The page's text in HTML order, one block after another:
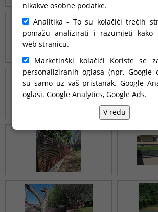
nikakve osobne podatke.
Analitika - To su kolačići trećih
pomažu analizirati i razumjeti kako
web stranicu.
Marketinški kolačići Koriste se
personaliziranih oglasa (npr. Google
su samo uz vaš pristanak. Google
oglasi. Google Analytics, Google Ads.
V redu